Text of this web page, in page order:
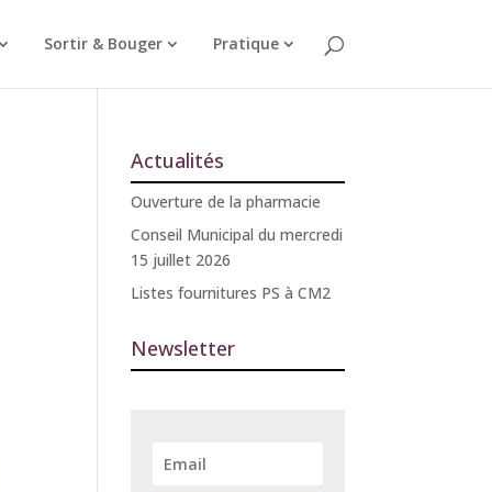
Sortir & Bouger Pratique
Actualités
Ouverture de la pharmacie
Conseil Municipal du mercredi
15 juillet 2026
Listes fournitures PS à CM2
Newsletter